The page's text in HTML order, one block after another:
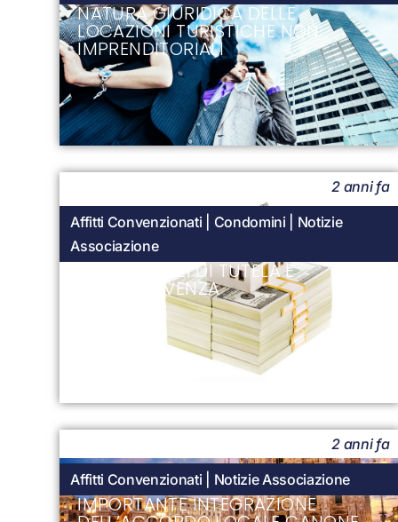
NATURA GIURIDICA DELLE
LOCAZIONI TURISTICHE NON
IMPRENDITORIALI
2 anni fa
Affitti Convenzionati
Condomini
Notizie
Associazione
MUTUI: MEZZI DI TUTELA E
SOPRAVVIVENZA
2 anni fa
Affitti Convenzionati
Notizie Associazione
IMPORTANTE INTEGRAZIONE